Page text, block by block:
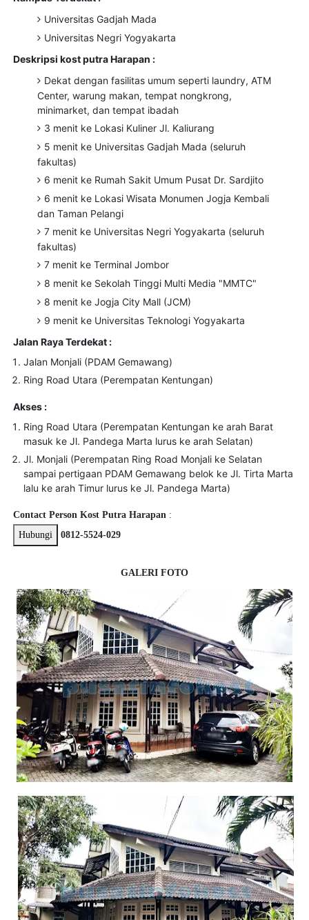
Universitas Gadjah Mada
Universitas Negri Yogyakarta
Deskripsi kost putra Harapan :
Dekat dengan fasilitas umum seperti laundry, ATM
Center, warung makan, tempat nongkrong,
minimarket, dan tempat ibadah
3 menit ke Lokasi Kuliner Jl. Kaliurang
5 menit ke Universitas Gadjah Mada (seluruh
fakultas)
6 menit ke Rumah Sakit Umum Pusat Dr. Sardjito
6 menit ke Lokasi Wisata Monumen Jogja Kembali
dan Taman Pelangi
7 menit ke Universitas Negri Yogyakarta (seluruh
fakultas)
7 menit ke Terminal Jombor
8 menit ke Sekolah Tinggi Multi Media "MMTC"
8 menit ke Jogja City Mall (JCM)
9 menit ke Universitas Teknologi Yogyakarta
Jalan Raya Terdekat :
Jalan Monjali (PDAM Gemawang)
Ring Road Utara (Perempatan Kentungan)
Akses :
Ring Road Utara (Perempatan Kentungan ke arah Barat
masuk ke Jl. Pandega Marta lurus ke arah Selatan)
Jl. Monjali (Perempatan Ring Road Monjali ke Selatan
sampai pertigaan PDAM Gemawang belok ke Jl. Tirta Marta
lalu ke arah Timur lurus ke Jl. Pandega Marta)
Contact Person Kost Putra Harapan :
Hubungi
0812-5524-029
GALERI FOTO